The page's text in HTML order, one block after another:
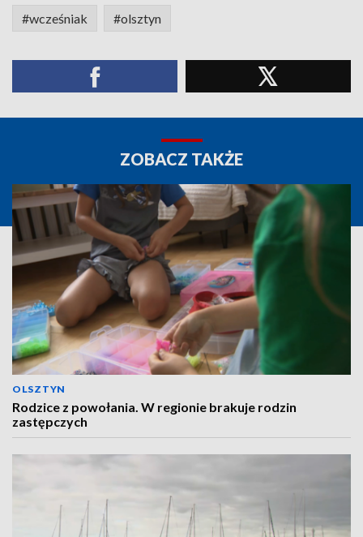
#wcześniak #olsztyn
ZOBACZ TAKŻE
OLSZTYN
Rodzice z powołania. W regionie brakuje rodzin
zastępczych